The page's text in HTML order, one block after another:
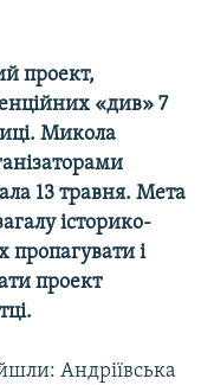
проект,
«див» 7
Микола
13 травня. Мета
історико-
пропагувати і
проект
Андріївська